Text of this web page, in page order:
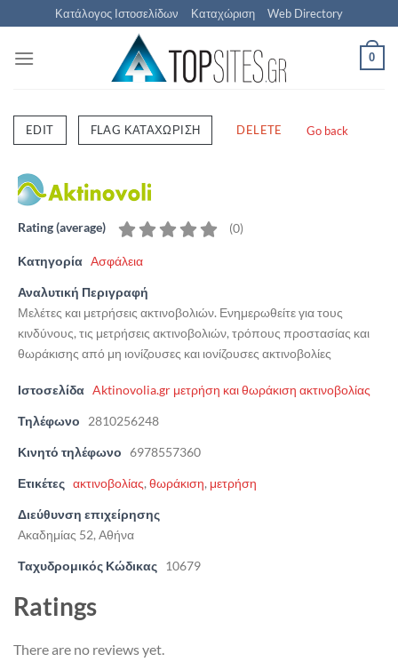
Μετάβαση
στο
περιεχόμενο
Κατάλογος Ιστοσελίδων Καταχώριση Web Directory
0
EDIT FLAG ΚΑΤΑΧΏΡΙΣΗ DELETE Go back
Rating (average) (0)
Κατηγορία Ασφάλεια
Αναλυτική Περιγραφή
Μελέτες και μετρήσεις ακτινοβολιών. Ενημερωθείτε για τους
κινδύνους, τις μετρήσεις ακτινοβολιών, τρόπους προστασίας και
θωράκισης από μη ιονίζουσες και ιονίζουσες ακτινοβολίες
Ιστοσελίδα Aktinovolia.gr μετρήση και θωράκιση ακτινοβολίας
Τηλέφωνο 2810256248
Κινητό τηλέφωνο 6978557360
Ετικέτες ακτινοβολίας, θωράκιση, μετρήση
Διεύθυνση επιχείρησης
Ακαδημίας 52, Αθήνα
Ταχυδρομικός Κώδικας 10679
Ratings
There are no reviews yet.